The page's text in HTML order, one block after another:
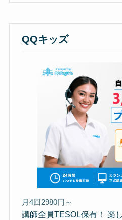
QQキッズ
月4回2980円～
講師全員TESOL保有！ 楽